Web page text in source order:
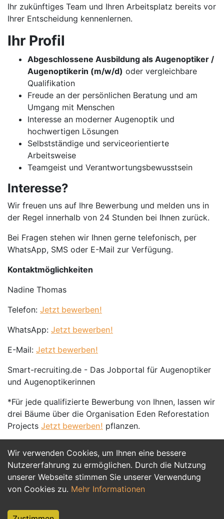
Wir verwenden Cookies, um Ihnen eine bessere
Nutzererfahrung zu ermöglichen. Durch die Nutzung
unserer Webseite stimmen Sie unserer Verwendung
von Cookies zu. Mehr Informationen
Ihr zukünftiges Team und Ihren Arbeitsplatz bereits vor
Ihrer Entscheidung kennenlernen.
Ihr Profil
Abgeschlossene Ausbildung als Augenoptiker /
Augenoptikerin (m/w/d) oder vergleichbare
Qualifikation
Freude an der persönlichen Beratung und am
Umgang mit Menschen
Interesse an moderner Augenoptik und
hochwertigen Lösungen
Selbstständige und serviceorientierte
Arbeitsweise
Teamgeist und Verantwortungsbewusstsein
Interesse?
Wir freuen uns auf Ihre Bewerbung und melden uns in
der Regel innerhalb von 24 Stunden bei Ihnen zurück.
Bei Fragen stehen wir Ihnen gerne telefonisch, per
WhatsApp, SMS oder E-Mail zur Verfügung.
Kontaktmöglichkeiten
Nadine Thomas
Telefon: Jetzt bewerben!
WhatsApp: Jetzt bewerben!
E-Mail: Jetzt bewerben!
Smart-recruiting.de - Das Jobportal für Augenoptiker
und Augenoptikerinnen
*Für jede qualifizierte Bewerbung von Ihnen, lassen wir
drei Bäume über die Organisation Eden Reforestation
Projects Jetzt bewerben! pflanzen.
Jetzt Bewerben